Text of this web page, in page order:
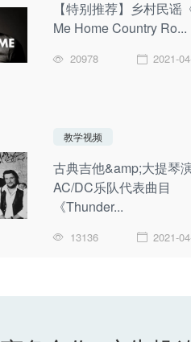
【特别推荐】乡村民谣
Me Home Country Ro...
20978 2021-
教学视频
古典吉他&amp;大提琴
AC/DC乐队代表曲目
《Thunder...
13136 2021-